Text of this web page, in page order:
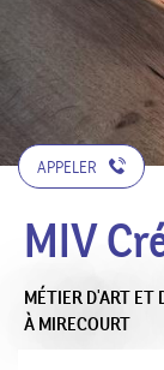
APPELER
MIV
MÉTIER D'ART ET
À MIRECOURT